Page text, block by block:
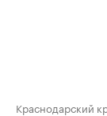
Краснодарский